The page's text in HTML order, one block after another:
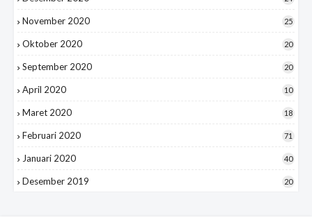
November 2020 25
Oktober 2020 20
September 2020 20
April 2020 10
Maret 2020 18
Februari 2020 71
Januari 2020 40
Desember 2019 20